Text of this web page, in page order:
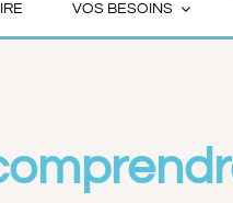
VOS BESOINS